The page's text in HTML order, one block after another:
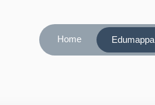
Home Edumappa